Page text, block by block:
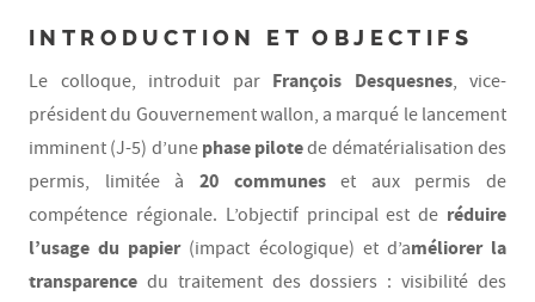
INTRODUCTION ET OBJECTIFS
Le colloque, introduit par François Desquesnes, vice-
président du Gouvernement wallon, a marqué le lancement
imminent (J-5) d’une phase pilotede dématérialisation des
permis, limitée à 20 communeset aux permis de
compétence régionale. L’objectif principal est de réduire
l’usage du papier(impact écologique) et d’améliorer la
transparence du traitement des dossiers : visibilité des